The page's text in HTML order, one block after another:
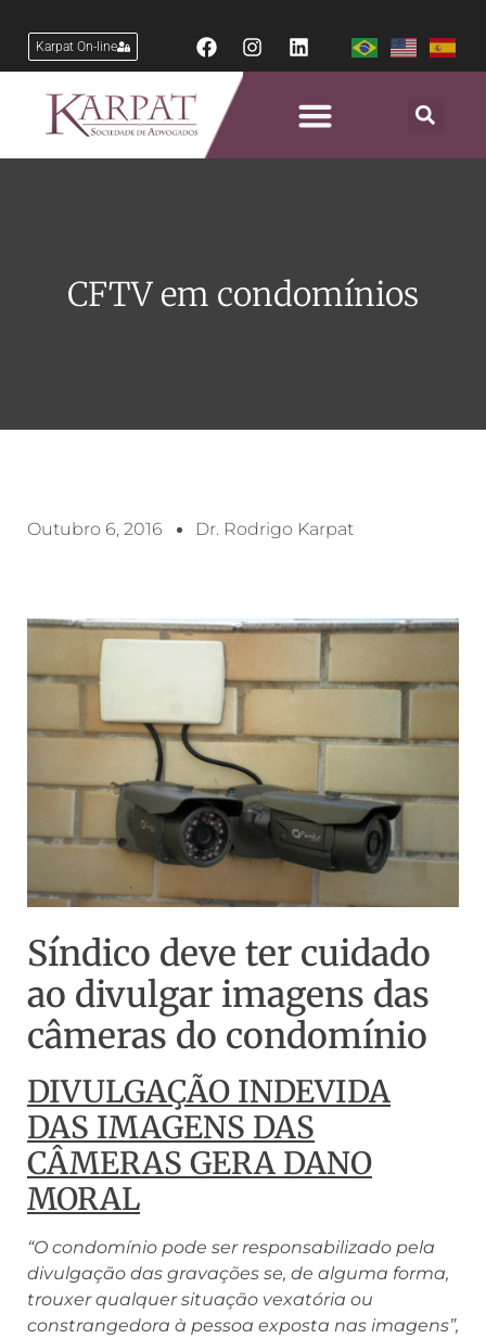
Karpat On-line
CFTV em condomínios
Outubro 6, 2016 Dr. Rodrigo Karpat
Síndico deve ter cuidado
ao divulgar imagens das
câmeras do condomínio
DIVULGAÇÃO INDEVIDA
DAS IMAGENS DAS
CÂMERAS GERA DANO
MORAL
“O condomínio pode ser responsabilizado pela
divulgação das gravações se, de alguma forma,
trouxer qualquer situação vexatória ou
constrangedora à pessoa exposta nas imagens”,